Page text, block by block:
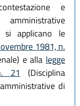
e
si applicano le
1981, n.
e alla legge
21
(Disciplina
di